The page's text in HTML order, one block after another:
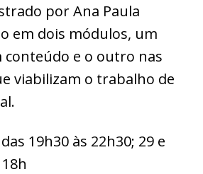
por Ana Paula
em dois módulos, um
conteúdo e o outro nas
viabilizam o trabalho de
19h30 às 22h30; 29 e